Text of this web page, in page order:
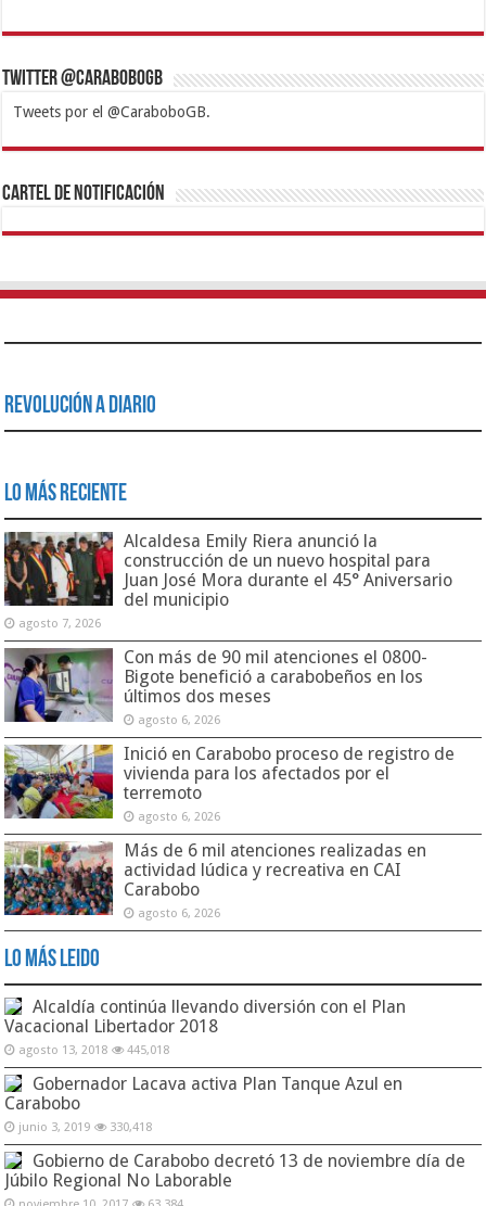
Twitter @CaraboboGB
Tweets por el @CaraboboGB.
1xbetBetturkeyBetistKralbetSupertotobetTipobetMatadorbetMariobet
https://mvbcasino.com/
Cartel de Notificación
Revolución a Diario
Lo Más Reciente
Alcaldesa Emily Riera anunció la
construcción de un nuevo hospital para
Juan José Mora durante el 45° Aniversario
del municipio
agosto 7, 2026
Con más de 90 mil atenciones el 0800-
Bigote benefició a carabobeños en los
últimos dos meses
agosto 6, 2026
Inició en Carabobo proceso de registro de
vivienda para los afectados por el
terremoto
agosto 6, 2026
Más de 6 mil atenciones realizadas en
actividad lúdica y recreativa en CAI
Carabobo
agosto 6, 2026
Lo Más Leido
Alcaldía continúa llevando diversión con el Plan
Vacacional Libertador 2018
agosto 13, 2018 445,018
Gobernador Lacava activa Plan Tanque Azul en
Carabobo
junio 3, 2019 330,418
Gobierno de Carabobo decretó 13 de noviembre día de
Júbilo Regional No Laborable